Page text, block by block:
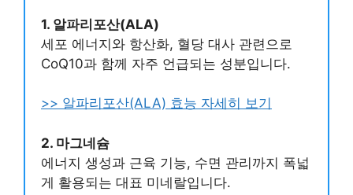
1. 알파리포산(ALA)
세포 에너지와 항산화, 혈당 대사 관련으로
CoQ10과 함께 자주 언급되는 성분입니다.
>> 알파리포산(ALA) 효능 자세히 보기
2. 마그네슘
에너지 생성과 근육 기능, 수면 관리까지 폭넓
게 활용되는 대표 미네랄입니다.